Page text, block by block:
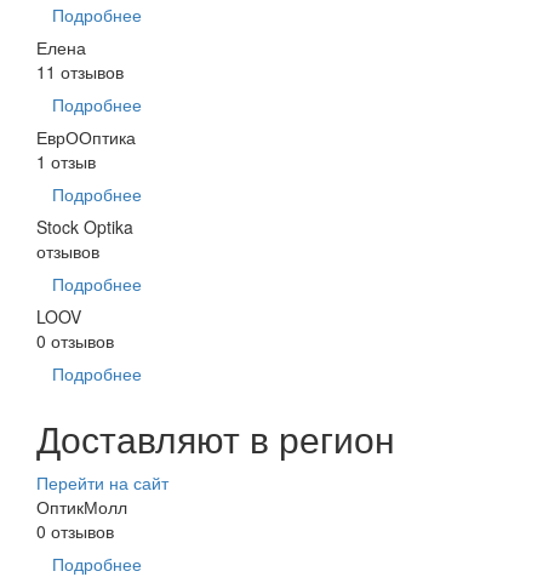
Подробнее
Елена
11 отзывов
Подробнее
ЕврООптика
1 отзыв
Подробнее
Stock Optika
отзывов
Подробнее
LOOV
0 отзывов
Подробнее
Доставляют в регион
Перейти на сайт
ОптикМолл
0 отзывов
Подробнее